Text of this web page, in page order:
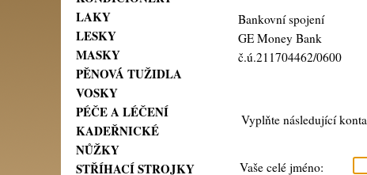
LAKY
LESKY
MASKY
PĚNOVÁ TUŽIDLA
VOSKY
PÉČE A LÉČENÍ
KADEŘNICKÉ
NŮŽKY
STŘÍHACÍ STROJKY
Bankovní spojení
GE Money Bank
č.ú.211704462/0600
Vyplňte následující
Vaše celé jméno: